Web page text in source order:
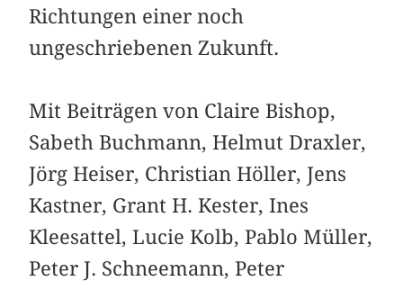
Richtungen einer noch
ungeschriebenen Zukunft.
Mit Beiträgen von Claire Bishop,
Sabeth Buchmann, Helmut Draxler,
Jörg Heiser, Christian Höller, Jens
Kastner, Grant H. Kester, Ines
Kleesattel, Lucie Kolb, Pablo Müller,
Peter J. Schneemann, Peter